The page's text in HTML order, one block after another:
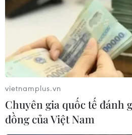
vietnamplus.vn
Chuyên gia quốc tế đánh
đồng của Việt Nam